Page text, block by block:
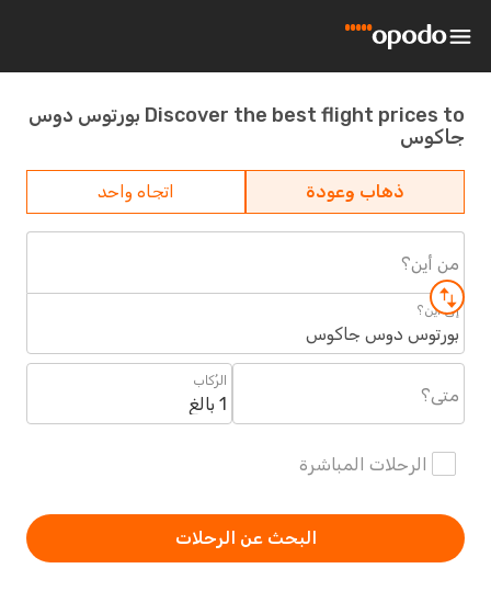
Discover the best flight prices to بورتوس دوس
جاكوس
ذهاب وعودة اتجاه واحد
من أين؟
إلى أين؟
بورتوس دوس جاكوس
متى؟
الرُكاب
1 بالغ
الرحلات المباشرة
البحث عن الرحلات